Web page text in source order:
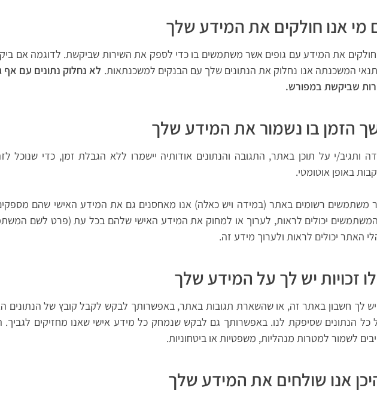
מי אנו חולקים את המידע שלך
חולקים את המידע עם גופים אשר משתמשים בו כדי לספק את השירות שביקשת. לדוגמה אם
המשכנתה אנו נחלוק את הנתונים שלך עם הבנקים למשכנתאות. לא נחלוק נתונים עם אף
שביקשת במפורש.
הזמן בו נשמור את המידע שלך
ותגיב/י על תוכן באתר, התגובה והנתונים אודותיה יישמרו ללא הגבלת זמן, כדי שנוכל
באופן אוטומטי.
משתמשים רשומים באתר (במידה ויש כאלה) אנו מאחסנים גם את המידע האישי שהם
יכולים לראות, לערוך או למחוק את המידע האישי שלהם בכל עת (פרט לשם
האתר יכולים לראות ולערוך מידע זה.
זכויות יש לך על המידע שלך
לך חשבון באתר זה, או שהשארת תגובות באתר, באפשרותך לבקש לקבל קובץ של הנתונים
כל הנתונים שסיפקת לנו. באפשרותך גם לבקש שנמחק כל מידע אישי שאנו מחזיקים לגביך.
לשמור למטרות מנהליות, משפטיות או ביטחוניות.
אנו שולחים את המידע שלך